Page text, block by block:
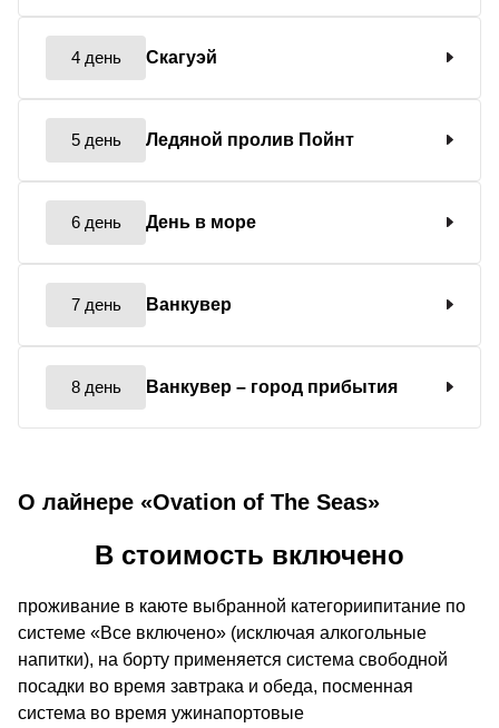
4 день Скагуэй
5 день Ледяной пролив Пойнт
6 день День в море
7 день Ванкувер
8 день Ванкувер – город прибытия
О лайнере «Ovation of The Seas»
В стоимость включено
проживание в каюте выбранной категориипитание по
системе «Все включено» (исключая алкогольные
напитки), на борту применяется система свободной
посадки во время завтрака и обеда, посменная
система во время ужинапортовые